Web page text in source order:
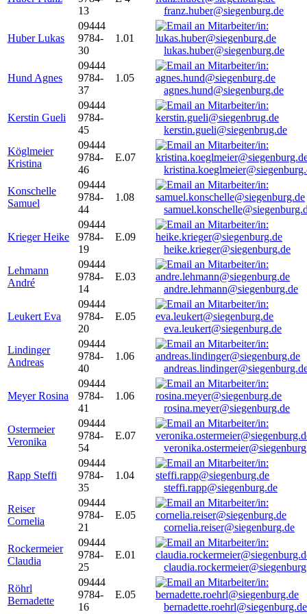
13
franz.huber@siegenburg.de
Huber Lukas
09444
9784-
30
1.01
lukas.huber@siegenburg.de
Hund Agnes
09444
9784-
37
1.05
agnes.hund@siegenburg.de
Kerstin Gueli
09444
9784-
45
kerstin.gueli@siegenbrug.de
Köglmeier
Kristina
09444
9784-
46
E.07
Konschelle
Samuel
09444
9784-
44
1.08
Krieger Heike
09444
9784-
19
E.09
heike.krieger@siegenburg.de
Lehmann
André
09444
9784-
14
E.03
andre.lehmann@siegenburg.de
Leukert Eva
09444
9784-
20
E.05
eva.leukert@siegenburg.de
Lindinger
Andreas
09444
9784-
40
1.06
Meyer Rosina
09444
9784-
41
1.06
rosina.meyer@siegenburg.de
Ostermeier
Veronika
09444
9784-
54
E.07
Rapp Steffi
09444
9784-
35
1.04
steffi.rapp@siegenburg.de
Reiser
Cornelia
09444
9784-
21
E.05
cornelia.reiser@siegenburg.de
Rockermeier
Claudia
09444
9784-
25
E.01
Röhrl
Bernadette
09444
9784-
16
E.05
bernadette.roehrl@siegenburg.de